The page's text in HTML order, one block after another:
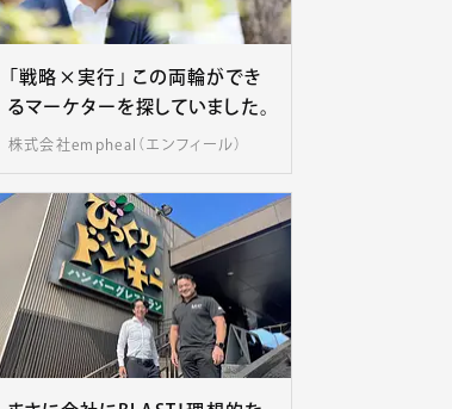
「戦略×実行」 この両輪ができ
るマーケターを探していました。
株式会社empheal（エンフィール）